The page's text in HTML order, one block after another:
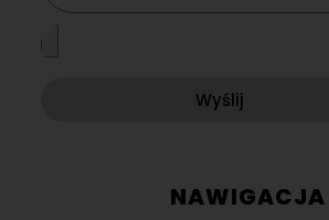
Wyślij
NAWIGACJA